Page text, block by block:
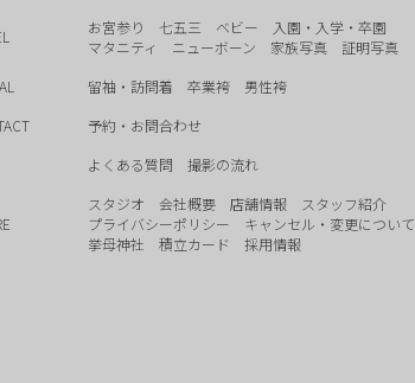
お宮参り 七五三 ベビー
入園・入学・卒園
マタニティ
ニューボーン 家族写真
証明写真
留袖・訪問着 卒業袴
男性袴
予約・お問合わせ
よくある質問 撮影の流れ
スタジオ 会社概要 店舗情報
スタッフ紹介
プライバシーポリシー
キャンセル・変更について
挙母神社
積立カード 採用情報